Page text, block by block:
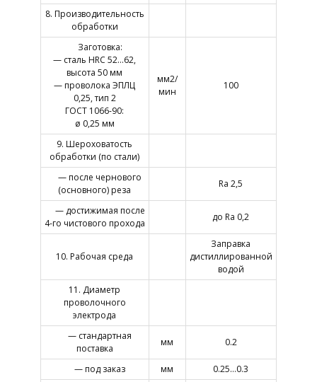
8. Производительность
обработки
Заготовка:
— сталь HRC 52…62,
высота 50 мм
— проволока ЭПЛЦ
0,25, тип 2
ГОСТ 1066-90:
ø 0,25 мм
мм2/
мин
100
9. Шероховатость
обработки (по стали)
— после чернового
(основного) реза
Rа 2,5
— достижимая после
4-го чистового прохода
до Rа 0,2
10. Рабочая среда
Заправка
дистиллированной
водой
11. Диаметр
проволочного
электрода
— стандартная
поставка
мм 0.2
— под заказ мм 0.25…0.3